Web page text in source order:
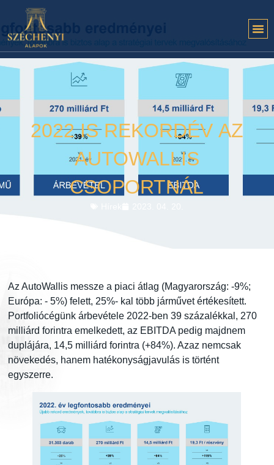
2022 IS REKORDÉV AZ
AUTOWALLIS
CSOPORTNÁL
Az AutoWallis messze a piaci átlag (Magyarország: -9%;
Európa: - 5%) felett, 25%- kal több járművet értékesített.
Portfoliócégünk árbevétele 2022-ben 39 százalékkal, 270
milliárd forintra emelkedett, az EBITDA pedig majdnem
duplájára, 14,5 milliárd forintra (+84%). Azaz nemcsak
növekedés, hanem hatékonyságjavulás is történt
egyszerre.